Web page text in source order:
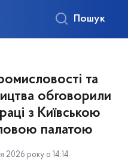
Пошук
та
обговорили
з Київською
палатою
2026 року о 14:14